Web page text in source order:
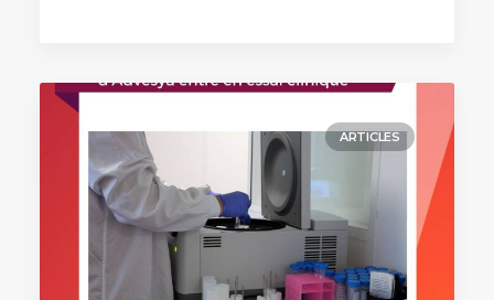
ARTICLES